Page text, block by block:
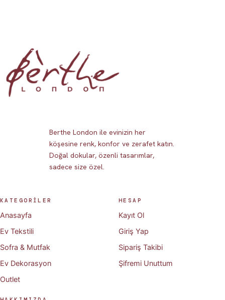
Berthe London ile evinizin her
köşesine renk, konfor ve zerafet katın.
Doğal dokular, özenli tasarımlar,
sadece size özel.
KATEGORİLER
Anasayfa
Ev Tekstili
Sofra & Mutfak
Ev Dekorasyon
Outlet
HESAP
Kayıt Ol
Giriş Yap
Sipariş Takibi
Şifremi Unuttum